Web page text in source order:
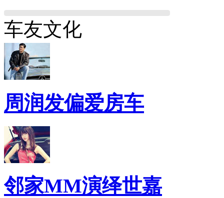
车友文化
周润发偏爱房车
邻家MM演绎世嘉